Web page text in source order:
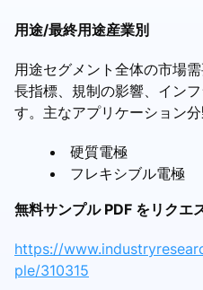
用途/最終用途産業別
用途セグメント全体の市場
長指標、規制の影響、イン
す。主なアプリケーション分
硬質電極
フレキシブル電極
無料サンプル PDF をリクエ
https://
ple/310315